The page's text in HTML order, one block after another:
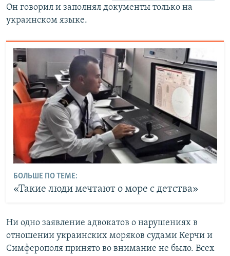
Он говорил и заполнял документы только на
украинском языке.
БОЛЬШЕ ПО ТЕМЕ:
«Такие люди мечтают о море с детства»
Ни одно заявление адвокатов о нарушениях в
отношении украинских моряков судами Керчи и
Симферополя принято во внимание не было. Всех